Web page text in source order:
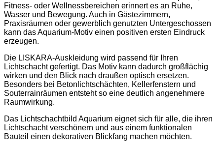
Fitness- oder Wellnessbereichen erinnert es an Ruhe,
Wasser und Bewegung. Auch in Gästezimmern,
Praxisräumen oder gewerblich genutzten Untergeschossen
kann das Aquarium-Motiv einen positiven ersten Eindruck
erzeugen.
Die LISKARA-Auskleidung wird passend für Ihren
Lichtschacht gefertigt. Das Motiv kann dadurch großflächig
wirken und den Blick nach draußen optisch ersetzen.
Besonders bei Betonlichtschächten, Kellerfenstern und
Souterrainräumen entsteht so eine deutlich angenehmere
Raumwirkung.
Das Lichtschachtbild Aquarium eignet sich für alle, die ihren
Lichtschacht verschönern und aus einem funktionalen
Bauteil einen dekorativen Blickfang machen möchten.